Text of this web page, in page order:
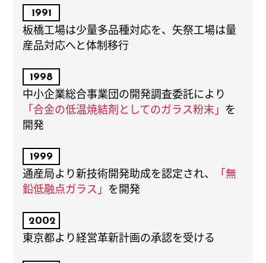
1991
板橋工場は少量多品種対応を、矢祭工場は量
産品対応へと体制移行
1998
中小企業総合事業団の開発調査委託により
「合金の低温焼結剤としてのガラス粉末」 を
開発
1999
通産局より新技術開発助成を認定され、
「無
鉛低融点ガラス」 を開発
2002
東京都より経営革新計画の承認を受ける